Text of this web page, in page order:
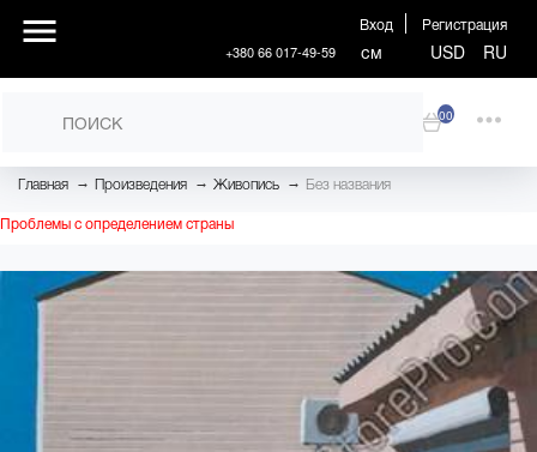
Вход Регистрация
+380 66 017-49-59 см USD RU
00
Главная → Произведения → Живопись → Без названия
Проблемы с определением страны